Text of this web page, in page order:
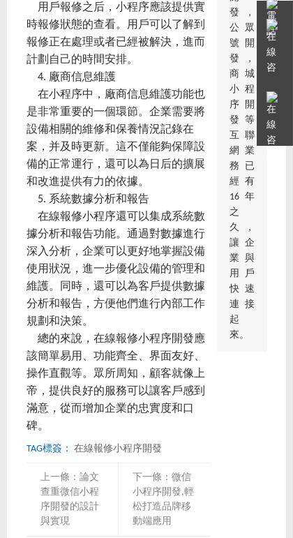
用戶報修之后，小程序應該提供實
時報修狀態的查看。用戶可以了解到
報修正在處理或者已經被解決，進而
計劃自己的時間安排。
4. 廠商信息維護
在小程序中，廠商信息維護功能也
是非常重要的一個環節。企業需要將
設備相關的維修和保養情況記錄在
案，并及時更新。這不僅能夠保障設
備的正常運行，還可以為日后的擴展
和改進提供有力的依據。
5. 系統數據分析和報告
在線報修小程序還可以集成系統數
據分析和報告功能。通過對數據進行
深入分析，企業可以更好地掌握設備
使用狀況，進一步優化設備的管理和
維護。同時，還可以為客戶提供數據
分析和報告，方便他們進行內部工作
規劃和決策。
總的來說，在線報修小程序開發應
該簡單易用、功能齊全、界面友好、
操作直觀等。眾所周知，顧客就像上
帝，提供良好的服務可以讓客戶感到
滿意，從而增加企業的忠實度和口
碑。
TAG標簽： 在線報修小程序開發
上一條：論文
查重微信小程
序開發的設計
與實現
下一條：微信
小程序開發,輕
松打造品牌移
動端應用
發，
公眾
號開
發，
商城
小程
序開
發等
互聯
網業
務已
經有
16年
之
久，
讓企
業與
用戶
快速
連接
起
來。